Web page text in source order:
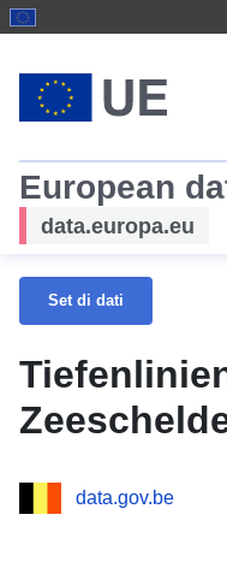
European
data.europa.eu
Set di dati
data.gov.be